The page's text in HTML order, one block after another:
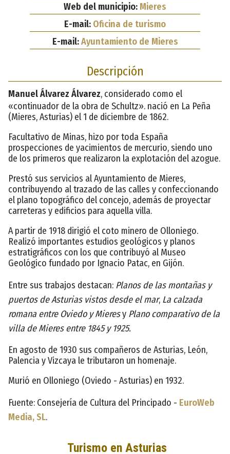
Web del municipio: Mieres
E-mail: Oficina de turismo
E-mail:Ayuntamiento de Mieres
Descripción
Manuel Álvarez Álvarez, considerado como el
«continuador de la obra de Schultz». nació en La Peña
(Mieres, Asturias) el 1 de diciembre de 1862.
Facultativo de Minas, hizo por toda España
prospecciones de yacimientos de mercurio, siendo uno
de los primeros que realizaron la explotación del azogue.
Prestó sus servicios al Ayuntamiento de Mieres,
contribuyendo al trazado de las calles y confeccionando
el plano topográfico del concejo, además de proyectar
carreteras y edificios para aquella villa.
A partir de 1918 dirigió el coto minero de Olloniego.
Realizó importantes estudios geológicos y planos
estratigráficos con los que contribuyó al Museo
Geológico fundado por Ignacio Patac, en Gijón.
Entre sus trabajos destacan: Planos de las montañas y
puertos de Asturias vistos desde el mar, La calzada
romana entre Oviedo y Mieresy Plano comparativo de la
villa de Mieres entre 1845 y 1925.
En agosto de 1930 sus compañeros de Asturias, León,
Palencia y Vizcaya le tributaron un homenaje.
Murió en Olloniego (Oviedo - Asturias) en 1932.
Fuente: Consejería de Cultura del Principado - EuroWeb
Media, SL.